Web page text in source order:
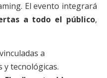
El evento integrará
a todo el público,
vinculadas a
y tecnológicas.